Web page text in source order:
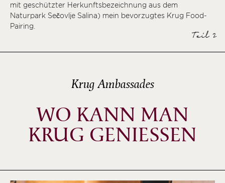
mit geschützter Herkunftsbezeichnung aus dem
Naturpark Sečovlje Salina) mein bevorzugtes Krug Food-
Pairing.
Teil 2
Krug Ambassades
WO KANN MAN
KRUG GENIESSEN